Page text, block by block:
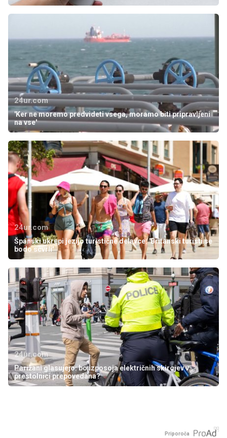
24ur.com
'Ker ne moremo predvideti vsega, moramo biti pripravljeni
na vse'
24ur.com
Španski ukrepi jezijo turistične delavce: 'Britanski turisti se
bodo scvrli'
24ur.com
Parižani glasujejo: bo izposoja električnih skirojev v
prestolnici prepovedana?
Priporoča